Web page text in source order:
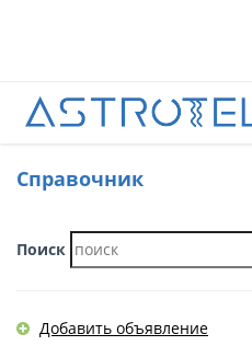
Cправочник
Поиск
Добавить объявление